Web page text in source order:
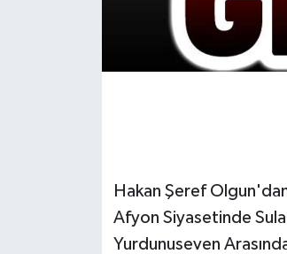
Hakan Şeref
Afyon Siyasetinde
Yurdunuseven